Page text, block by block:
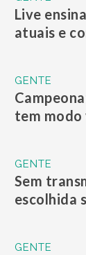
Live
atuais e
GENTE
tem modo
GENTE
Sem
escolhida
GENTE